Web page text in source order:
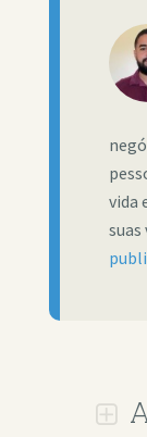
vida
suas